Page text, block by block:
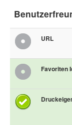
URL
Favoriten